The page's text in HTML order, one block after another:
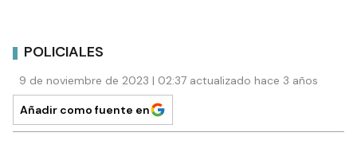
POLICIALES
9 de noviembre de 2023 | 02:37 actualizado hace 3 años
Añadir como fuente en